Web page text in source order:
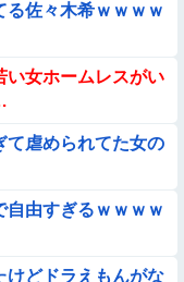
ぶりついて炎上
まって謝罪の手紙が
だすｗｗｗｗｗｗｗ
に勃起してしまうｗ
る佐々木希ｗｗｗｗ
い女ホームレスがい
て虐められてた女の
自由すぎるｗｗｗｗ
けどドラえもんがな